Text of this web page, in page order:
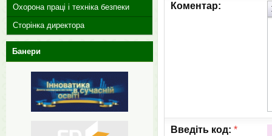
Коментар:
Введіть код: *
Охорона праці і техніка безпеки
Сторінка директора
Банери